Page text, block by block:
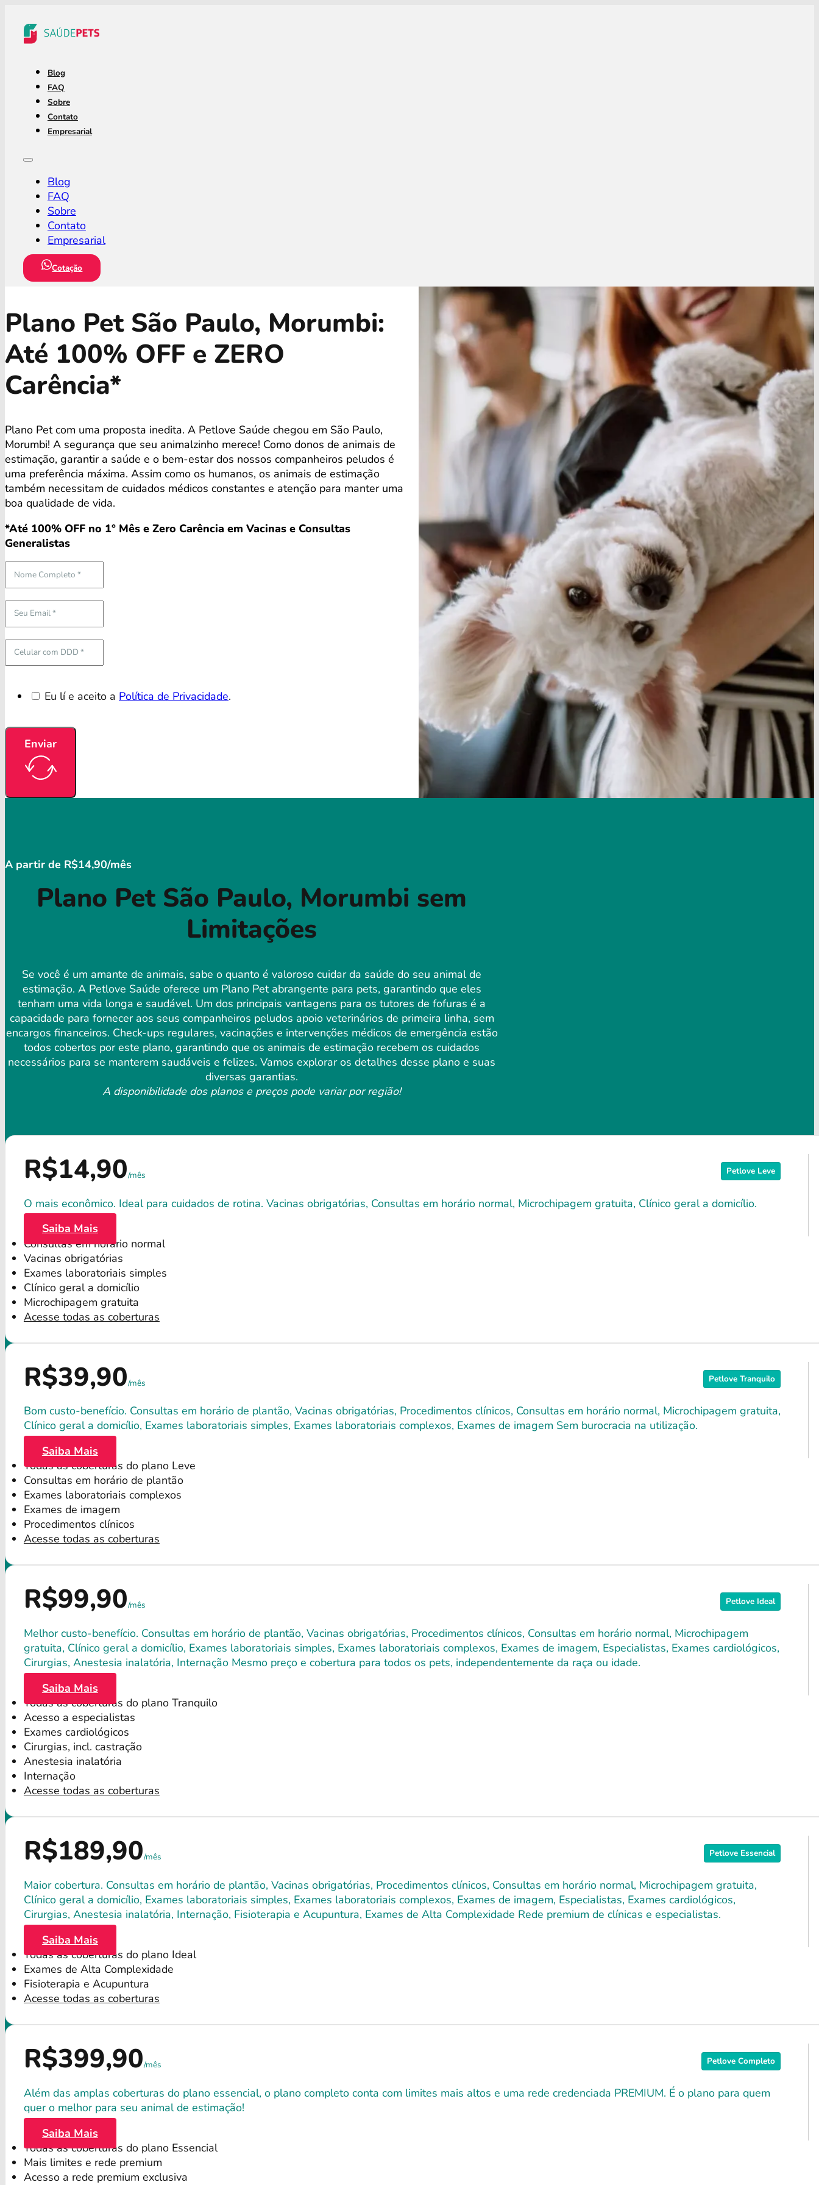
Blog
FAQ
Sobre
Contato
Empresarial
Blog
FAQ
Sobre
Contato
Empresarial
Cotação
Plano Pet São Paulo, Morumbi:
Até 100% OFF e ZERO
Carência*
Plano Pet com uma proposta inedita. A Petlove Saúde chegou em São Paulo,
Morumbi! A segurança que seu animalzinho merece! Como donos de animais de
estimação, garantir a saúde e o bem-estar dos nossos companheiros peludos é
uma preferência máxima. Assim como os humanos, os animais de estimação
também necessitam de cuidados médicos constantes e atenção para manter uma
boa qualidade de vida.
*Até 100% OFF no 1° Mês e Zero Carência em Vacinas e Consultas
Generalistas
Eu lí e aceito a Política de Privacidade.
Enviar
A partir de R$14,90/mês
Plano Pet São Paulo, Morumbi sem
Limitações
Se você é um amante de animais, sabe o quanto é valoroso cuidar da saúde do seu animal de
estimação. A Petlove Saúde oferece um Plano Pet abrangente para pets, garantindo que eles
tenham uma vida longa e saudável. Um dos principais vantagens para os tutores de fofuras é a
capacidade para fornecer aos seus companheiros peludos apoio veterinários de primeira linha, sem
encargos financeiros. Check-ups regulares, vacinações e intervenções médicos de emergência estão
todos cobertos por este plano, garantindo que os animais de estimação recebem os cuidados
necessários para se manterem saudáveis ​​e felizes. Vamos explorar os detalhes desse plano e suas
diversas garantias.
A disponibilidade dos planos e preços pode variar por região!
Petlove Leve
R$14,90/mês
O mais econômico. Ideal para cuidados de rotina. Vacinas obrigatórias, Consultas em horário normal, Microchipagem gratuita, Clínico geral a domicílio.
Saiba Mais
Consultas em horário normal
Vacinas obrigatórias
Exames laboratoriais simples
Clínico geral a domicílio
Microchipagem gratuita
Acesse todas as coberturas
Petlove Tranquilo
R$39,90/mês
Bom custo-benefício. Consultas em horário de plantão, Vacinas obrigatórias, Procedimentos clínicos, Consultas em horário normal, Microchipagem gratuita,
Clínico geral a domicílio, Exames laboratoriais simples, Exames laboratoriais complexos, Exames de imagem Sem burocracia na utilização.
Saiba Mais
Todas as coberturas do plano Leve
Consultas em horário de plantão
Exames laboratoriais complexos
Exames de imagem
Procedimentos clínicos
Acesse todas as coberturas
Petlove Ideal
R$99,90/mês
Melhor custo-benefício. Consultas em horário de plantão, Vacinas obrigatórias, Procedimentos clínicos, Consultas em horário normal, Microchipagem
gratuita, Clínico geral a domicílio, Exames laboratoriais simples, Exames laboratoriais complexos, Exames de imagem, Especialistas, Exames cardiológicos,
Cirurgias, Anestesia inalatória, Internação Mesmo preço e cobertura para todos os pets, independentemente da raça ou idade.
Saiba Mais
Todas as coberturas do plano Tranquilo
Acesso a especialistas
Exames cardiológicos
Cirurgias, incl. castração
Anestesia inalatória
Internação
Acesse todas as coberturas
Petlove Essencial
R$189,90/mês
Maior cobertura. Consultas em horário de plantão, Vacinas obrigatórias, Procedimentos clínicos, Consultas em horário normal, Microchipagem gratuita,
Clínico geral a domicílio, Exames laboratoriais simples, Exames laboratoriais complexos, Exames de imagem, Especialistas, Exames cardiológicos,
Cirurgias, Anestesia inalatória, Internação, Fisioterapia e Acupuntura, Exames de Alta Complexidade Rede premium de clínicas e especialistas.
Saiba Mais
Todas as coberturas do plano Ideal
Exames de Alta Complexidade
Fisioterapia e Acupuntura
Acesse todas as coberturas
Petlove Completo
R$399,90/mês
Além das amplas coberturas do plano essencial, o plano completo conta com limites mais altos e uma rede credenciada PREMIUM. É o plano para quem
quer o melhor para seu animal de estimação!
Saiba Mais
Todas as coberturas do plano Essencial
Mais limites e rede premium
Acesso a rede premium exclusiva